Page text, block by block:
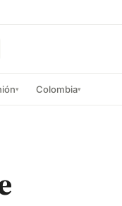
▾ Colombia▾